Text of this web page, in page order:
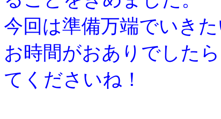
今回は準備万端でいき
お時間がおありでした
てくださいね！